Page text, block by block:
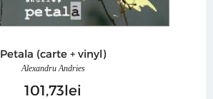
Petala (carte + vinyl)
Alexandru Andries
101 73lei